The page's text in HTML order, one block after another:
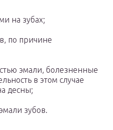
на зубах;
по причине
эмали, болезненные
в этом случае
десны;
зубов.